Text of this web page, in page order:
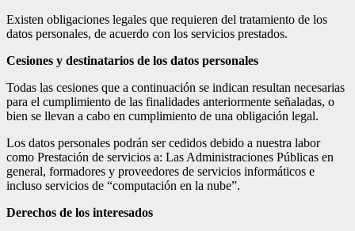
Existen obligaciones legales que requieren del tratamiento de los
datos personales, de acuerdo con los servicios prestados.
Cesiones y destinatarios de los datos personales
Todas las cesiones que a continuación se indican resultan necesarias
para el cumplimiento de las finalidades anteriormente señaladas, o
bien se llevan a cabo en cumplimiento de una obligación legal.
Los datos personales podrán ser cedidos debido a nuestra labor
como Prestación de servicios a: Las Administraciones Públicas en
general, formadores y proveedores de servicios informáticos e
incluso servicios de “computación en la nube”.
Derechos de los interesados